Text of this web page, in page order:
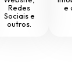
Empresa
Grams
Redes
Sociais e
outros.
e